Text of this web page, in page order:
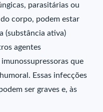
parasitárias ou
corpo, podem estar
(substância ativa)
agentes
que
Essas infecções
ser graves e, às